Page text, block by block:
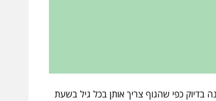
בדיוק כפי שהגוף צריך אותן בכל גיל בשעת